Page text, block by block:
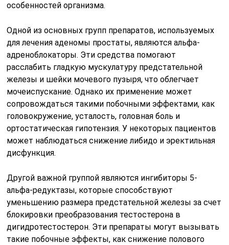
особенностей организма.
Одной из основных групп препаратов, используемых
для лечения аденомы простаты, являются альфа-
адреноблокаторы. Эти средства помогают
расслабить гладкую мускулатуру предстательной
железы и шейки мочевого пузыря, что облегчает
мочеиспускание. Однако их применение может
сопровождаться такими побочными эффектами, как
головокружение, усталость, головная боль и
ортостатическая гипотензия. У некоторых пациентов
может наблюдаться снижение либидо и эректильная
дисфункция.
Другой важной группой являются ингибиторы 5-
альфа-редуктазы, которые способствуют
уменьшению размера предстательной железы за счет
блокировки преобразования тестостерона в
дигидротестостерон. Эти препараты могут вызывать
такие побочные эффекты, как снижение полового